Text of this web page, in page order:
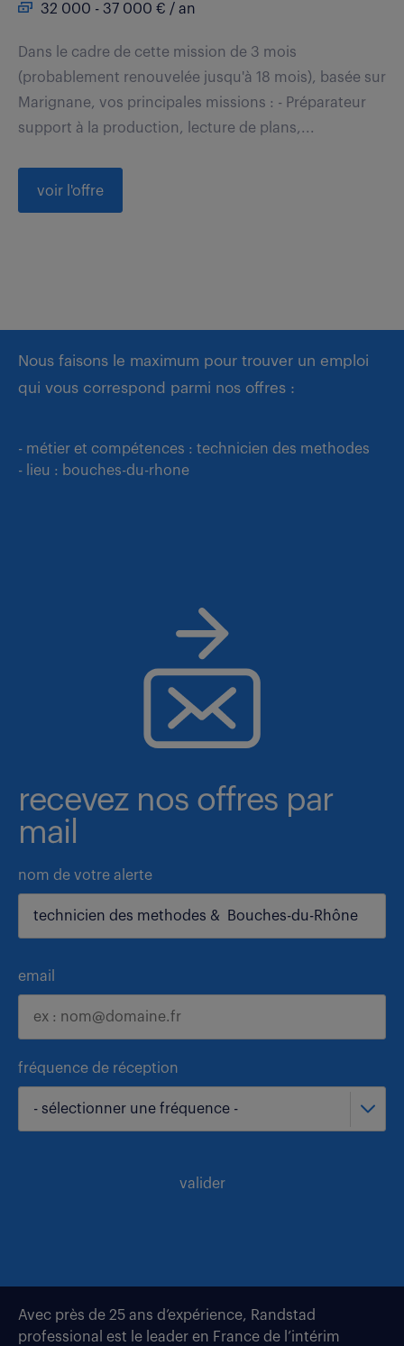
32 000 - 37 000 € / an
Dans le cadre de cette mission de 3 mois
(probablement renouvelée jusqu'à 18 mois), basée sur
Marignane, vos principales missions : - Préparateur
support à la production, lecture de plans,...
voir l'offre
Nous faisons le maximum pour trouver un emploi
qui vous correspond parmi nos offres :
- métier et compétences : technicien des methodes
- lieu : bouches-du-rhone
recevez nos offres par
mail
nom de votre alerte
email
fréquence de réception
- sélectionner une fréquence -
valider
Avec près de 25 ans d’expérience, Randstad
professional est le leader en France de l’intérim